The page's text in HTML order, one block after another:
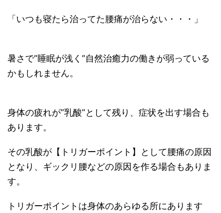
「いつも寝たら治ってた腰痛が治らない・・・」
暑さで”睡眠が浅く”自然治癒力の働きが弱っている
かもしれません。
身体の疲れが”乳酸”として残り、症状を出す場合も
あります。
その乳酸が【トリガーポイント】として腰痛の原因
となり、ギックリ腰などの原因を作る場合もありま
す。
トリガーポイントは身体のあらゆる所にあります